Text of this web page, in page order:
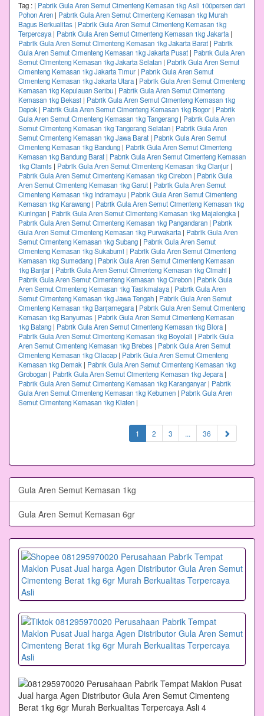
Tag : | Pabrik Gula Aren Semut Cimenteng Kemasan 1kg Asli 100persen dari
Pohon Aren | Pabrik Gula Aren Semut Cimenteng Kemasan 1kg Murah
Bagus Berkualitas | Pabrik Gula Aren Semut Cimenteng Kemasan 1kg
Terpercaya | Pabrik Gula Aren Semut Cimenteng Kemasan 1kg Jakarta |
Pabrik Gula Aren Semut Cimenteng Kemasan 1kg Jakarta Barat | Pabrik
Gula Aren Semut Cimenteng Kemasan 1kg Jakarta Pusat | Pabrik Gula Aren
Semut Cimenteng Kemasan 1kg Jakarta Selatan | Pabrik Gula Aren Semut
Cimenteng Kemasan 1kg Jakarta Timur | Pabrik Gula Aren Semut
Cimenteng Kemasan 1kg Jakarta Utara | Pabrik Gula Aren Semut Cimenteng
Kemasan 1kg Kepulauan Seribu | Pabrik Gula Aren Semut Cimenteng
Kemasan 1kg Bekasi | Pabrik Gula Aren Semut Cimenteng Kemasan 1kg
Depok | Pabrik Gula Aren Semut Cimenteng Kemasan 1kg Bogor | Pabrik
Gula Aren Semut Cimenteng Kemasan 1kg Tangerang | Pabrik Gula Aren
Semut Cimenteng Kemasan 1kg Tangerang Selatan | Pabrik Gula Aren
Semut Cimenteng Kemasan 1kg Jawa Barat | Pabrik Gula Aren Semut
Cimenteng Kemasan 1kg Bandung | Pabrik Gula Aren Semut Cimenteng
Kemasan 1kg Bandung Barat | Pabrik Gula Aren Semut Cimenteng Kemasan
1kg Ciamis | Pabrik Gula Aren Semut Cimenteng Kemasan 1kg Cianjur |
Pabrik Gula Aren Semut Cimenteng Kemasan 1kg Cirebon | Pabrik Gula
Aren Semut Cimenteng Kemasan 1kg Garut | Pabrik Gula Aren Semut
Cimenteng Kemasan 1kg Indramayu | Pabrik Gula Aren Semut Cimenteng
Kemasan 1kg Karawang | Pabrik Gula Aren Semut Cimenteng Kemasan 1kg
Kuningan | Pabrik Gula Aren Semut Cimenteng Kemasan 1kg Majalengka |
Pabrik Gula Aren Semut Cimenteng Kemasan 1kg Pangandaran | Pabrik
Gula Aren Semut Cimenteng Kemasan 1kg Purwakarta | Pabrik Gula Aren
Semut Cimenteng Kemasan 1kg Subang | Pabrik Gula Aren Semut
Cimenteng Kemasan 1kg Sukabumi | Pabrik Gula Aren Semut Cimenteng
Kemasan 1kg Sumedang | Pabrik Gula Aren Semut Cimenteng Kemasan
1kg Banjar | Pabrik Gula Aren Semut Cimenteng Kemasan 1kg Cimahi |
Pabrik Gula Aren Semut Cimenteng Kemasan 1kg Cirebon | Pabrik Gula
Aren Semut Cimenteng Kemasan 1kg Tasikmalaya | Pabrik Gula Aren
Semut Cimenteng Kemasan 1kg Jawa Tengah | Pabrik Gula Aren Semut
Cimenteng Kemasan 1kg Banjarnegara | Pabrik Gula Aren Semut Cimenteng
Kemasan 1kg Banyumas | Pabrik Gula Aren Semut Cimenteng Kemasan
1kg Batang | Pabrik Gula Aren Semut Cimenteng Kemasan 1kg Blora |
Pabrik Gula Aren Semut Cimenteng Kemasan 1kg Boyolali | Pabrik Gula
Aren Semut Cimenteng Kemasan 1kg Brebes | Pabrik Gula Aren Semut
Cimenteng Kemasan 1kg Cilacap | Pabrik Gula Aren Semut Cimenteng
Kemasan 1kg Demak | Pabrik Gula Aren Semut Cimenteng Kemasan 1kg
Grobogan | Pabrik Gula Aren Semut Cimenteng Kemasan 1kg Jepara |
Pabrik Gula Aren Semut Cimenteng Kemasan 1kg Karanganyar | Pabrik
Gula Aren Semut Cimenteng Kemasan 1kg Kebumen | Pabrik Gula Aren
Semut Cimenteng Kemasan 1kg Klaten |
1 (current)
2 3 ... 36
Gula Aren Semut Kemasan 1kg
Gula Aren Semut Kemasan 6gr